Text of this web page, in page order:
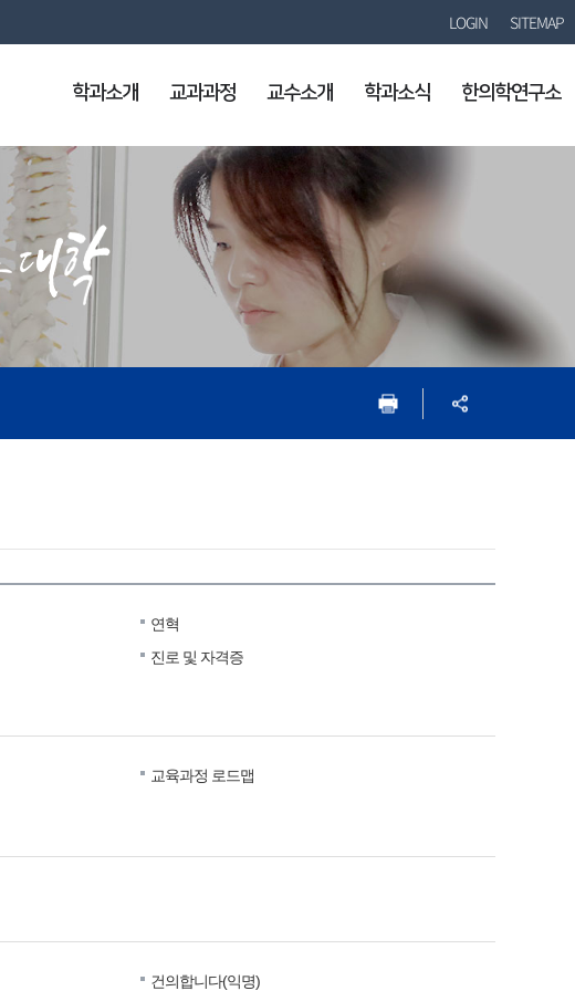
LOGIN SITEMAP
학과소개 교과과정 교수소개 학과소식 한의학연구소
연혁
진로 및 자격증
교육과정 로드맵
건의합니다(익명)